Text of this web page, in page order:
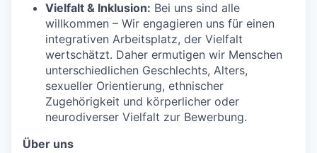
Vielfalt & Inklusion: Bei uns sind alle
willkommen – Wir engagieren uns für einen
integrativen Arbeitsplatz, der Vielfalt
wertschätzt. Daher ermutigen wir Menschen
unterschiedlichen Geschlechts, Alters,
sexueller Orientierung, ethnischer
Zugehörigkeit und körperlicher oder
neurodiverser Vielfalt zur Bewerbung.
Über uns